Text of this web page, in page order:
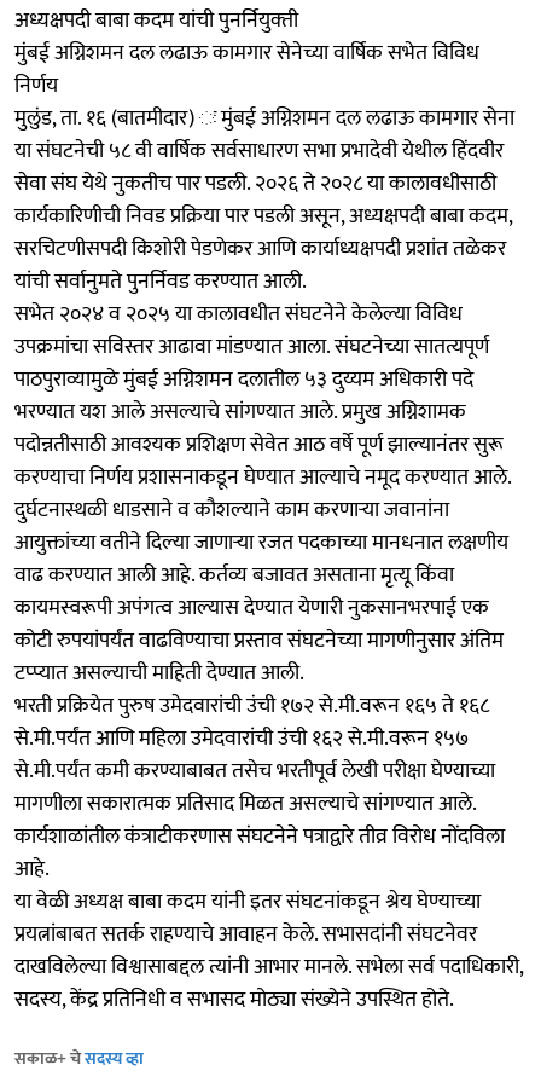
अध्यक्षपदी बाबा कदम यांची पुनर्नियुक्‍ती
मुंबई अग्निशमन दल लढाऊ कामगार सेनेच्या वार्षिक सभेत विविध
निर्णय
मुलुंड, ता. १६ (बातमीदार) ः मुंबई अग्निशमन दल लढाऊ कामगार सेना
या संघटनेची ५८ वी वार्षिक सर्वसाधारण सभा प्रभादेवी येथील हिंदवीर
सेवा संघ येथे नुकतीच पार पडली. २०२६ ते २०२८ या कालावधीसाठी
कार्यकारिणीची निवड प्रक्रिया पार पडली असून, अध्यक्षपदी बाबा कदम,
सरचिटणीसपदी किशोरी पेडणेकर आणि कार्याध्यक्षपदी प्रशांत तळेकर
यांची सर्वानुमते पुनर्निवड करण्यात आली.
सभेत २०२४ व २०२५ या कालावधीत संघटनेने केलेल्या विविध
उपक्रमांचा सविस्तर आढावा मांडण्यात आला. संघटनेच्या सातत्यपूर्ण
पाठपुराव्यामुळे मुंबई अग्निशमन दलातील ५३ दुय्यम अधिकारी पदे
भरण्यात यश आले असल्याचे सांगण्यात आले. प्रमुख अग्निशामक
पदोन्नतीसाठी आवश्यक प्रशिक्षण सेवेत आठ वर्षे पूर्ण झाल्यानंतर सुरू
करण्याचा निर्णय प्रशासनाकडून घेण्यात आल्याचे नमूद करण्यात आले.
दुर्घटनास्थळी धाडसाने व कौशल्याने काम करणाऱ्या जवानांना
आयुक्तांच्या वतीने दिल्या जाणाऱ्या रजत पदकाच्या मानधनात लक्षणीय
वाढ करण्यात आली आहे. कर्तव्य बजावत असताना मृत्यू किंवा
कायमस्वरूपी अपंगत्व आल्यास देण्यात येणारी नुकसानभरपाई एक
कोटी रुपयांपर्यंत वाढविण्याचा प्रस्ताव संघटनेच्या मागणीनुसार अंतिम
टप्प्यात असल्याची माहिती देण्यात आली.
भरती प्रक्रियेत पुरुष उमेदवारांची उंची १७२ से.मी.वरून १६५ ते १६८
से.मी.पर्यंत आणि महिला उमेदवारांची उंची १६२ से.मी.वरून १५७
से.मी.पर्यंत कमी करण्याबाबत तसेच भरतीपूर्व लेखी परीक्षा घेण्याच्या
मागणीला सकारात्मक प्रतिसाद मिळत असल्याचे सांगण्यात आले.
कार्यशाळांतील कंत्राटीकरणास संघटनेने पत्राद्वारे तीव्र विरोध नोंदविला
आहे.
या वेळी अध्यक्ष बाबा कदम यांनी इतर संघटनांकडून श्रेय घेण्याच्या
प्रयत्नांबाबत सतर्क राहण्याचे आवाहन केले. सभासदांनी संघटनेवर
दाखविलेल्या विश्वासाबद्दल त्यांनी आभार मानले. सभेला सर्व पदाधिकारी,
सदस्य, केंद्र प्रतिनिधी व सभासद मोठ्या संख्येने उपस्थित होते.
सकाळ+ चेसदस्य व्हा